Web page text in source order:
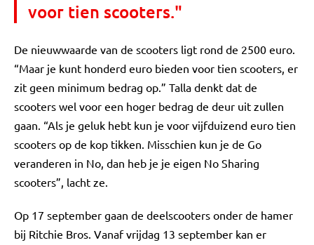
voor tien scooters."
De nieuwwaarde van de scooters ligt rond de 2500 euro.
“Maar je kunt honderd euro bieden voor tien scooters, er
zit geen minimum bedrag op.” Talla denkt dat de
scooters wel voor een hoger bedrag de deur uit zullen
gaan. “Als je geluk hebt kun je voor vijfduizend euro tien
scooters op de kop tikken. Misschien kun je de Go
veranderen in No, dan heb je je eigen No Sharing
scooters”, lacht ze.
Op 17 september gaan de deelscooters onder de hamer
bij Ritchie Bros. Vanaf vrijdag 13 september kan er